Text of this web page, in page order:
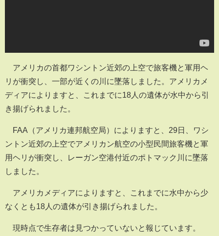
アメリカの首都ワシントン近郊の上空で旅客機と軍用ヘ
リが衝突し、一部が近くの川に墜落しました。アメリカメ
ディアによりますと、これまでに18人の遺体が水中から引
き揚げられました。
FAA（アメリカ連邦航空局）によりますと、29日、ワシ
ントン近郊の上空でアメリカン航空の小型民間旅客機と軍
用ヘリが衝突し、レーガン空港付近のポトマック川に墜落
しました。
アメリカメディアによりますと、これまでに水中から少
なくとも18人の遺体が引き揚げられました。
現時点で生存者は見つかっていないと報じています。